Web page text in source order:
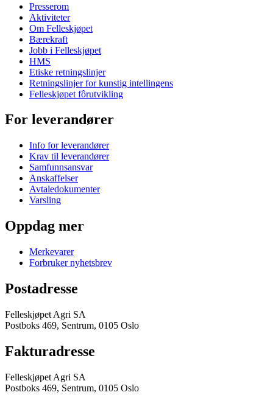
Presserom
Aktiviteter
Om Felleskjøpet
Bærekraft
Jobb i Felleskjøpet
HMS
Etiske retningslinjer
Retningslinjer for kunstig intellingens
Felleskjøpet fôrutvikling
For leverandører
Info for leverandører
Krav til leverandører
Samfunnsansvar
Anskaffelser
Avtaledokumenter
Varsling
Oppdag mer
Merkevarer
Forbruker nyhetsbrev
Postadresse
Felleskjøpet Agri SA
Postboks 469, Sentrum, 0105 Oslo
Fakturadresse
Felleskjøpet Agri SA
Postboks 469, Sentrum, 0105 Oslo